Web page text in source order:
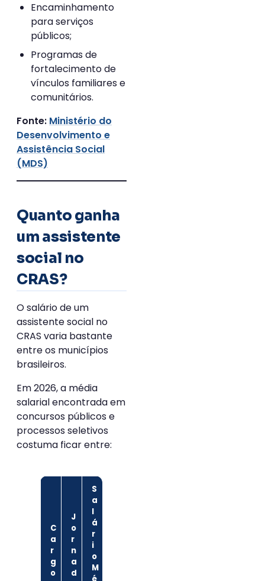
Encaminhamento
para serviços
públicos;
Programas de
fortalecimento de
vínculos familiares e
comunitários.
Fonte: Ministério do
Desenvolvimento e
Assistência Social
(MDS)
Quanto ganha
um assistente
social no
CRAS?
O salário de um
assistente social no
CRAS varia bastante
entre os municípios
brasileiros.
Em 2026, a média
salarial encontrada em
concursos públicos e
processos seletivos
costuma ficar entre:
C
a
r
g
o
J
o
r
n
a
d
S
a
l
á
r
i
o
M